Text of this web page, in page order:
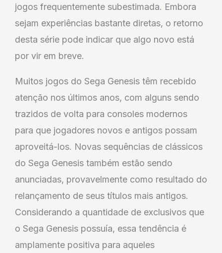
jogos frequentemente subestimada. Embora
sejam experiências bastante diretas, o retorno
desta série pode indicar que algo novo está
por vir em breve.
Muitos jogos do Sega Genesis têm recebido
atenção nos últimos anos, com alguns sendo
trazidos de volta para consoles modernos
para que jogadores novos e antigos possam
aproveitá-los. Novas sequências de clássicos
do Sega Genesis também estão sendo
anunciadas, provavelmente como resultado do
relançamento de seus títulos mais antigos.
Considerando a quantidade de exclusivos que
o Sega Genesis possuía, essa tendência é
amplamente positiva para aqueles